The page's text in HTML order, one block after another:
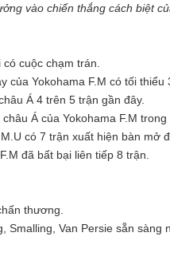
vào chiến thắng cách biệt
cuộc chạm trán.
của Yokohama F.M có tối thiểu
Á 4 trên 5 trận gần đây.
Á của Yokohama F.M
có 7 trận xuất hiện bàn mở
đã bất bại liên tiếp 8 trận.
thương.
Smalling, Van Persie sẵn sàng